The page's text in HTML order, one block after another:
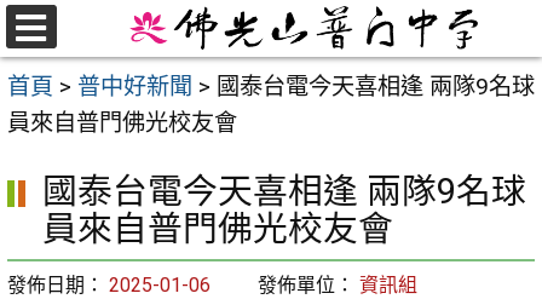
跳
至
主
要
首頁 > 普中好新聞 > 國泰台電今天喜相逢 兩隊9名球
員來自普門佛光校友會
國泰台電今天喜相逢 兩隊9名球
員來自普門佛光校友會
發佈日期： 2025-01-06 發佈單位： 資訊組
選
單